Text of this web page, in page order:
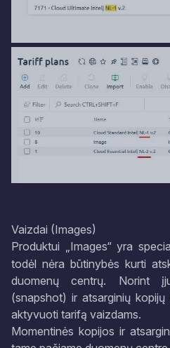
Vaizdai (Images)
Produktui „Images“ yra
todėl nėra būtinybės kurti
duomenų centrų. Norint
(snapshot) ir atsarginių
aktyvuoti tarifą vaizdams.
Momentinės kopijos ir